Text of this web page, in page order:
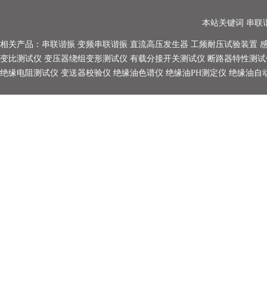
本站关键词 串联
相关产品： 串联谐振 变频串联谐振 直流高压发生器 工频耐压试验装置
变比测试仪 变压器绕组变形测试仪 有载分接开关测试仪 断路器特性测
绝缘电阻测试仪 变送器校验仪 绝缘油色谱仪 绝缘油PH测定仪 绝缘油自